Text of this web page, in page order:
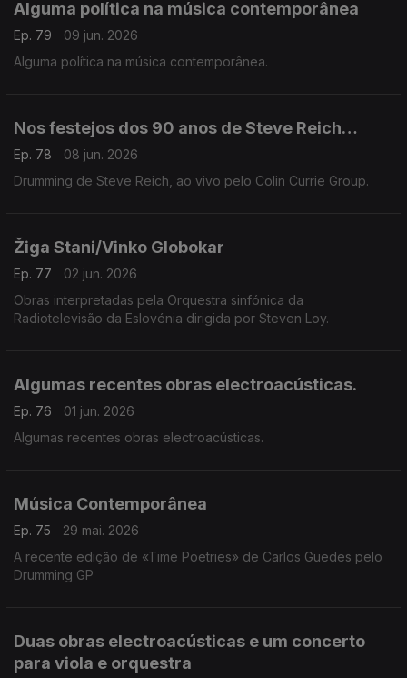
Alguma política na música contemporânea
Ep. 79
09 jun. 2026
Alguma política na música contemporânea.
Nos festejos dos 90 anos de Steve Reich…
Ep. 78
08 jun. 2026
Drumming de Steve Reich, ao vivo pelo Colin Currie Group.
Žiga Stani/Vinko Globokar
Ep. 77
02 jun. 2026
Obras interpretadas pela Orquestra sinfónica da
Radiotelevisão da Eslovénia dirigida por Steven Loy.
Algumas recentes obras electroacústicas.
Ep. 76
01 jun. 2026
Algumas recentes obras electroacústicas.
Música Contemporânea
Ep. 75
29 mai. 2026
A recente edição de «Time Poetries» de Carlos Guedes pelo
Drumming GP
Duas obras electroacústicas e um concerto
para viola e orquestra